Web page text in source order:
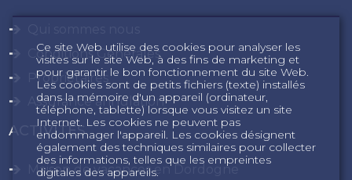
Conditions Générales
Propriétaires
Assurance annulation
ACTIVITÉS
Maison de vacances en Dordogne
Ce site Web utilise des cookies pour analyser les
visites sur le site Web, à des fins de marketing et
pour garantir le bon fonctionnement du site Web.
Les cookies sont de petits fichiers (texte) installés
dans la mémoire d'un appareil (ordinateur,
téléphone, tablette) lorsque vous visitez un site
Internet. Les cookies ne peuvent pas
endommager l'appareil. Les cookies désignent
également des techniques similaires pour collecter
des informations, telles que les empreintes
digitales des appareils.